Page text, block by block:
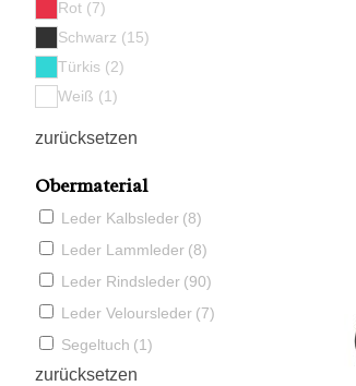
Rot (7)
Schwarz (15)
Türkis (2)
Weiß (1)
zurücksetzen
Obermaterial
Leder Kalbsleder (8)
Leder Lammleder (8)
Leder Rindsleder (90)
Leder Veloursleder (7)
Segeltuch (1)
zurücksetzen